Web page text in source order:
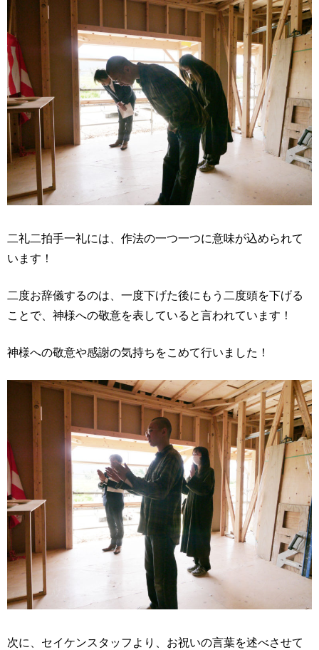
二礼二拍手一礼には、作法の一つ一つに意味が込められて
います！
二度お辞儀するのは、一度下げた後にもう二度頭を下げる
ことで、神様への敬意を表していると言われています！
神様への敬意や感謝の気持ちをこめて行いました！
次に、セイケンスタッフより、お祝いの言葉を述べさせて